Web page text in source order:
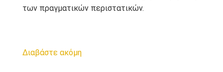
των πραγματικών περιστατικών.
Διαβάστε ακόμη